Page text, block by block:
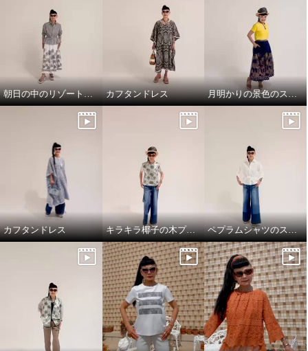
朝日の中のリゾート地の景色のスカートと、ドレスシャツ カフタンドレス 月明かりの景色のスカートで，リラックス!
カフタンドレス キラキラ椰子の木プルオーバーでワクワクスタイリング ペプラムシャツのスタイリング